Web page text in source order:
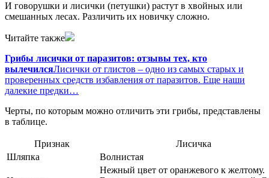
И говорушки и лисички (петушки) растут в хвойных или
смешанных лесах. Различить их новичку сложно.
Читайте также
Грибы лисички от паразитов: отзывы тех, кто
вылечилсяЛисички от глистов – одно из самых старых и
проверенных средств избавления от паразитов. Еще наши
далекие предки…
Черты, по которым можно отличить эти грибы, представлены
в таблице.
Признак
Лисичка
Шляпка
Волнистая
Нежный цвет от оранжевого к желтому.